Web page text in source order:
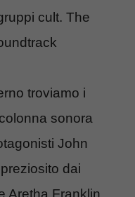
cult. The
troviamo i
sonora
John
dai
Aretha Franklin,